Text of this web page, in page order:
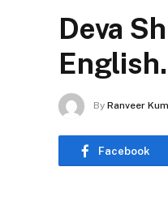
Deva
English.
By Ranveer
Facebook